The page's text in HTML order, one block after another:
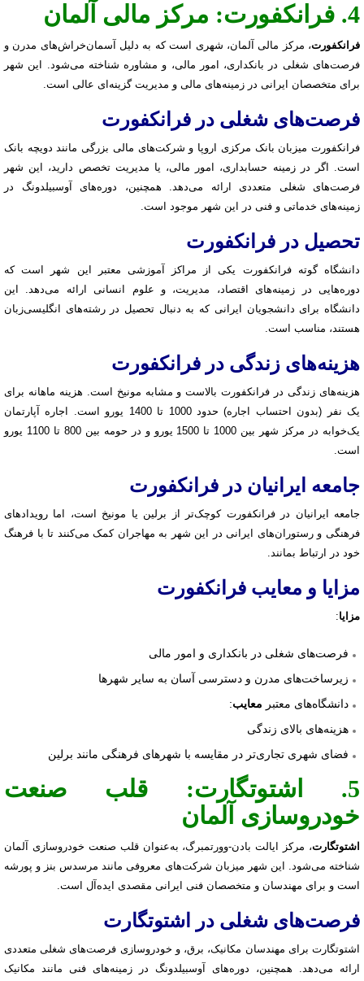
4. فرانکفورت: مرکز مالی آلمان
فرانکفورت، مرکز مالی آلمان، شهری است که به دلیل آسمان‌خراش‌های مدرن و
فرصت‌های شغلی در بانکداری، امور مالی، و مشاوره شناخته می‌شود. این شهر
برای متخصصان ایرانی در زمینه‌های مالی و مدیریت گزینه‌ای عالی است.
فرصت‌های شغلی در فرانکفورت
فرانکفورت میزبان بانک مرکزی اروپا و شرکت‌های مالی بزرگی مانند دویچه بانک
است. اگر در زمینه حسابداری، امور مالی، یا مدیریت تخصص دارید، این شهر
فرصت‌های شغلی متعددی ارائه می‌دهد. همچنین، دوره‌های آوسبیلدونگ در
زمینه‌های خدماتی و فنی در این شهر موجود است.
تحصیل در فرانکفورت
دانشگاه گوته فرانکفورت یکی از مراکز آموزشی معتبر این شهر است که
دوره‌هایی در زمینه‌های اقتصاد، مدیریت، و علوم انسانی ارائه می‌دهد. این
دانشگاه برای دانشجویان ایرانی که به دنبال تحصیل در رشته‌های انگلیسی‌زبان
هستند، مناسب است.
هزینه‌های زندگی در فرانکفورت
هزینه‌های زندگی در فرانکفورت بالاست و مشابه مونیخ است. هزینه ماهانه برای
یک نفر (بدون احتساب اجاره) حدود 1000 تا 1400 یورو است. اجاره آپارتمان
یک‌خوابه در مرکز شهر بین 1000 تا 1500 یورو و در حومه بین 800 تا 1100 یورو
است.
جامعه ایرانیان در فرانکفورت
جامعه ایرانیان در فرانکفورت کوچک‌تر از برلین یا مونیخ است، اما رویدادهای
فرهنگی و رستوران‌های ایرانی در این شهر به مهاجران کمک می‌کنند تا با فرهنگ
خود در ارتباط بمانند.
مزایا و معایب فرانکفورت
مزایا:
فرصت‌های شغلی در بانکداری و امور مالی
زیرساخت‌های مدرن و دسترسی آسان به سایر شهرها
دانشگاه‌های معتبر معایب:
هزینه‌های بالای زندگی
فضای شهری تجاری‌تر در مقایسه با شهرهای فرهنگی مانند برلین
5. اشتوتگارت: قلب صنعت
خودروسازی آلمان
اشتوتگارت، مرکز ایالت بادن-وورتمبرگ، به‌عنوان قلب صنعت خودروسازی آلمان
شناخته می‌شود. این شهر میزبان شرکت‌های معروفی مانند مرسدس بنز و پورشه
است و برای مهندسان و متخصصان فنی ایرانی مقصدی ایده‌آل است.
فرصت‌های شغلی در اشتوتگارت
اشتوتگارت برای مهندسان مکانیک، برق، و خودروسازی فرصت‌های شغلی متعددی
ارائه می‌دهد. همچنین، دوره‌های آوسبیلدونگ در زمینه‌های فنی مانند مکانیک